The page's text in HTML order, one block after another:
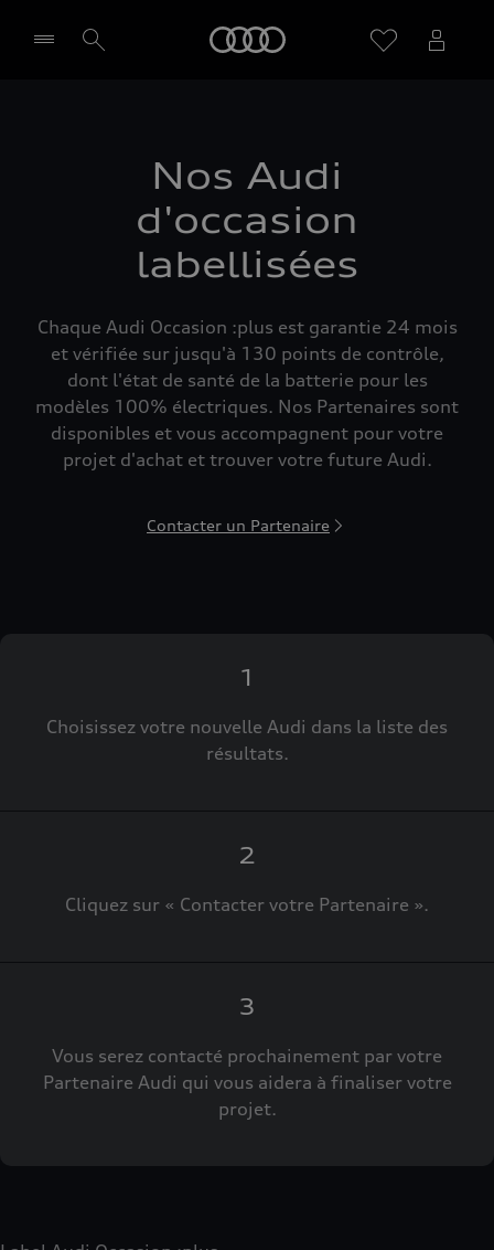
Nos Audi
d'occasion
labellisées
Chaque Audi Occasion :plus est garantie 24 mois
et vérifiée sur jusqu'à 130 points de contrôle,
dont l'état de santé de la batterie pour les
modèles 100% électriques. Nos Partenaires sont
disponibles et vous accompagnent pour votre
projet d'achat et trouver votre future Audi.
Contacter un Partenaire
1
Choisissez votre nouvelle Audi dans la liste des
résultats.
2
Cliquez sur « Contacter votre Partenaire ».
3
Vous serez contacté prochainement par votre
Partenaire Audi qui vous aidera à finaliser votre
projet.